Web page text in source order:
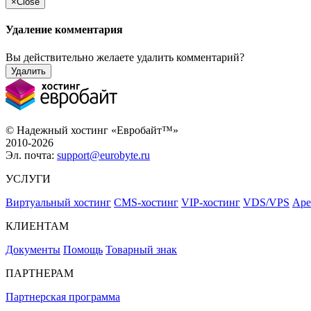
Удаление комментария
Вы действительно желаете удалить комментарий?
Удалить
© Надежный хостинг «Евробайт™»
2010-2026
Эл. почта: support@eurobyte.ru
УСЛУГИ
Виртуальный хостинг CMS-хостинг VIP-хостинг VDS/VPS
КЛИЕНТАМ
Документы Помощь Товарный знак
ПАРТНЕРАМ
Партнерская программа